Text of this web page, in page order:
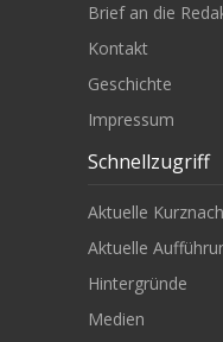
Brief an die
Kontakt
Geschichte
Impressum
Schnellzugriff
Aktuelle
Aktuelle
Hintergründe
Medien